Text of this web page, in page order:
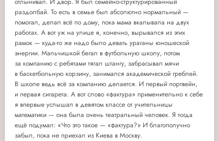
отлынивал. И двор. Я был семейно-структурированный
раздолбай. То есть в семье был абсолютно нормальный —
помогал, делал всё по дому, пока мама вкалывала на двух
работах. А вот уж на улице я, конечно, вырывался из этих
рамок — куда-то же надо было девать ураганы юношеской
энергии. Мальчишкой бегал в футбольную школу, потом
за компанию с ребятами тягал штангу, забрасывал мячи
в баскетбольную корзину, занимался академической греблей.
В школе ведь всё за компанию делается. И первый портвейн,
и первая сигарета. А вот слово «фактура» применительно к себе
я впервые услышал в девятом классе от учительницы
математики — она была очень театральный человек. Я тогда
ещё подумал: «Что это такое — «фактура?» И благополучно
забыл, пока не приехал из Киева в Москву.